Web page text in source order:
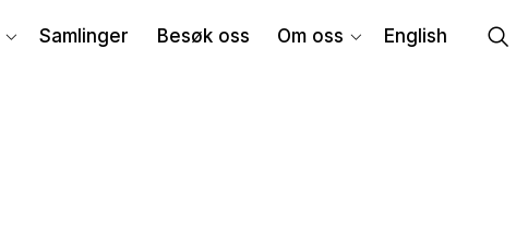
Samlinger Besøk oss Om oss English